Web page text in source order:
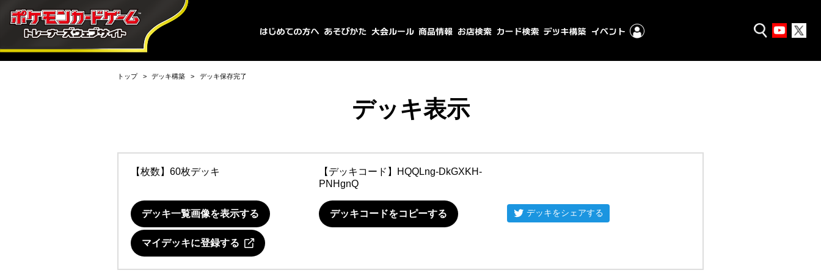
トップ デッキ構築 デッキ保存完了
デッキ表示
【枚数】60枚デッキ 【デッキコード】
HQQLng-DkGXKH-
PNHgnQ
デッキ一覧画像を表示する デッキコードをコピーする デッキをシェアする
マイデッキに登録する